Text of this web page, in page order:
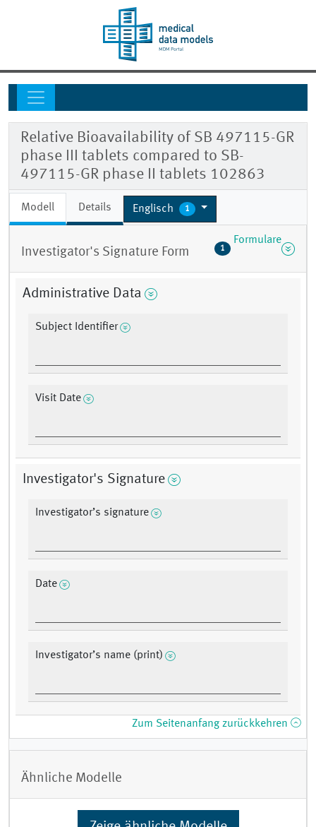
Relative Bioavailability of SB 497115-GR
phase III tablets compared to SB-
497115-GR phase II tablets 102863
Modell Details Englisch 1
Investigator's Signature Form 1
Formulare
Administrative Data
Subject Identifier
Visit Date
Investigator's Signature
Investigator’s signature
Date
Investigator’s name (print)
Zum Seitenanfang zurückkehren
Ähnliche Modelle